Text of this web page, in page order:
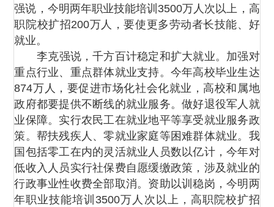
强说，今明两年职业技能培训3500万人次以上，高
职院校扩招200万人，要使更多劳动者长技能、好
就业。
李克强说，千方百计稳定和扩大就业。加强对
重点行业、重点群体就业支持。今年高校毕业生达
874万人，要促进市场化社会化就业，高校和属地
政府都要提供不断线的就业服务。做好退役军人就
业保障。实行农民工在就业地平等享受就业服务政
策。帮扶残疾人、零就业家庭等困难群体就业。我
国包括零工在内的灵活就业人员数以亿计，今年对
低收入人员实行社保费自愿缓缴政策，涉及就业的
行政事业性收费全部取消。资助以训稳岗，今明两
年职业技能培训3500万人次以上，高职院校扩招